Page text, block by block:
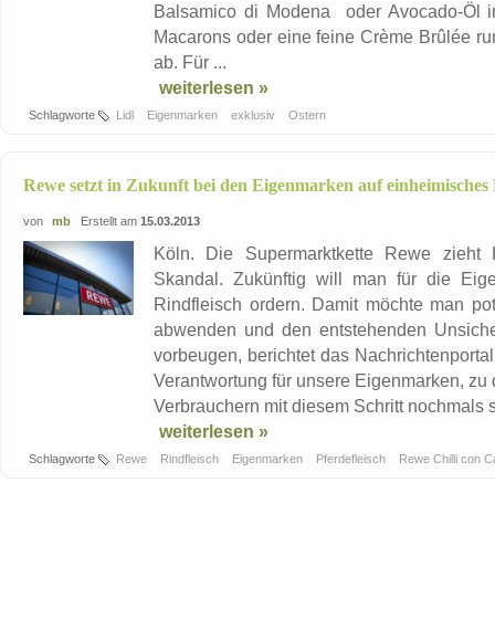
Balsamico di Modena oder Avocado-Öl
Macarons oder eine feine Crème Brûlée
ab. Für ...
weiterlesen »
Schlagworte Lidl Eigenmarken exklusiv Ostern
Rewe setzt in Zukunft bei den Eigenmarken auf einheimisches
von mb Erstellt am 15.03.2013
Köln. Die Supermarktkette Rewe zieht
Skandal. Zukünftig will man für die
Rindfleisch ordern. Damit möchte man
abwenden und den entstehenden
vorbeugen, berichtet das
Verantwortung für unsere Eigenmarken,
Verbrauchern mit diesem Schritt nochmals
weiterlesen »
Schlagworte Rewe Rindfleisch Eigenmarken Pferdefleisch Rewe Chilli con